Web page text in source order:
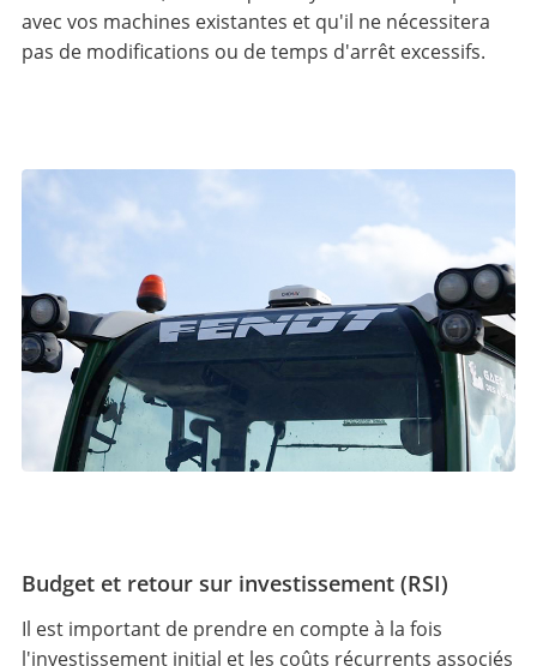
avec vos machines existantes et qu'il ne nécessitera
pas de modifications ou de temps d'arrêt excessifs.
Budget et retour sur investissement (RSI)
Il est important de prendre en compte à la fois
l'investissement initial et les coûts récurrents associés